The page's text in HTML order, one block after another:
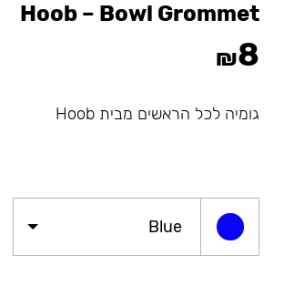
Hoob – Bowl Grommet
₪8
גומיה לכל הראשים מבית Hoob
Blue